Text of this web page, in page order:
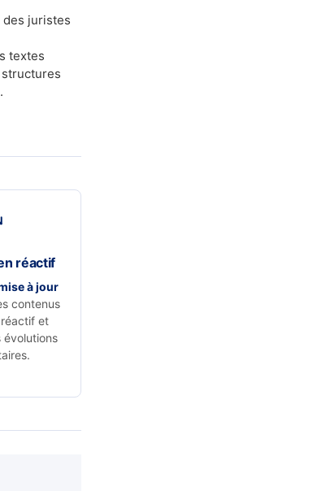
juristes
textes
réactif
à jour
contenus
et
évolutions